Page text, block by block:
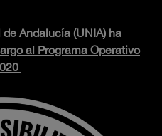
Andalucía (UNIA) ha
al Programa Operativo